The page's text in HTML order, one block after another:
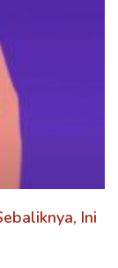
Ini